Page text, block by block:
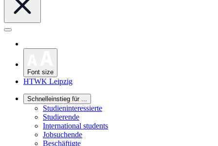
Font size
HTWK Leipzig
Schnelleinstieg für ...
Studieninteressierte
Studierende
International students
Jobsuchende
Beschäftigte